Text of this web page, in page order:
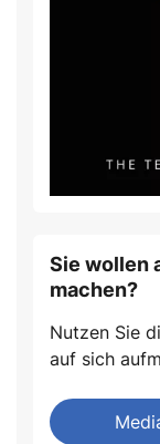
Sie wollen
machen?
Nutzen Sie
auf sich